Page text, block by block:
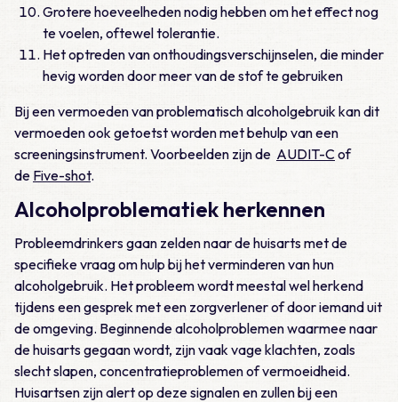
Grotere hoeveelheden nodig hebben om het effect nog
te voelen, oftewel tolerantie.
Het optreden van onthoudingsverschijnselen, die minder
hevig worden door meer van de stof te gebruiken
Bij een vermoeden van problematisch alcoholgebruik kan dit
vermoeden ook getoetst worden met behulp van een
screeningsinstrument. Voorbeelden zijn de AUDIT-Cof
de Five-shot.
Alcoholproblematiek herkennen
Probleemdrinkers gaan zelden naar de huisarts met de
specifieke vraag om hulp bij het verminderen van hun
alcoholgebruik. Het probleem wordt meestal wel herkend
tijdens een gesprek met een zorgverlener of door iemand uit
de omgeving. Beginnende alcoholproblemen waarmee naar
de huisarts gegaan wordt, zijn vaak vage klachten, zoals
slecht slapen, concentratieproblemen of vermoeidheid.
Huisartsen zijn alert op deze signalen en zullen bij een